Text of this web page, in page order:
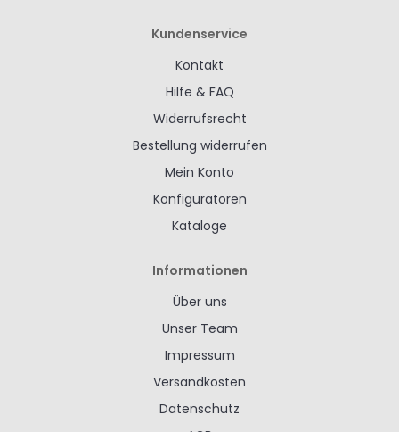
Kundenservice
Kontakt
Hilfe & FAQ
Widerrufsrecht
Bestellung widerrufen
Mein Konto
Konfiguratoren
Kataloge
Informationen
Über uns
Unser Team
Impressum
Versandkosten
Datenschutz